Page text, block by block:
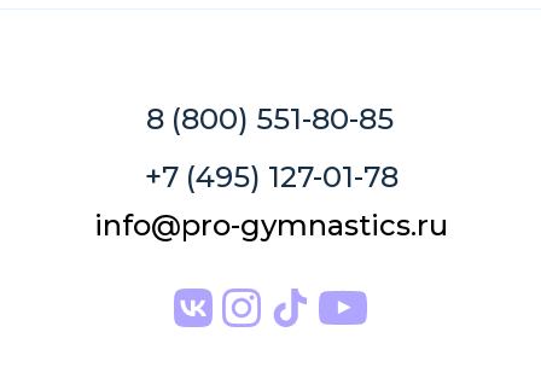
8 (800) 551-80-85
+7 (495) 127-01-78
info@pro-gymnastics.ru